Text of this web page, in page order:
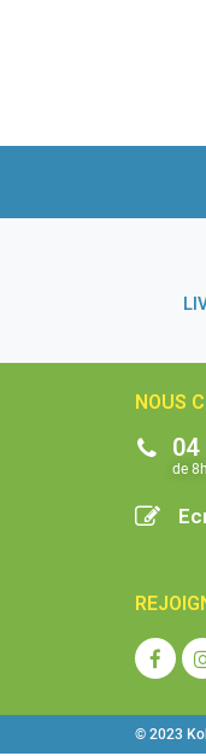
NOUS
04
de
© 2023